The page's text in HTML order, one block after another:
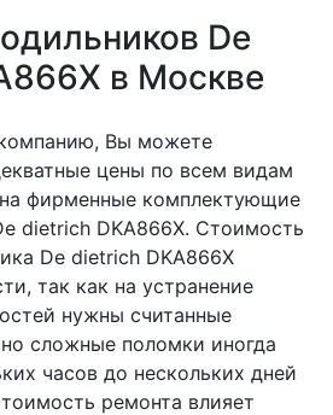
De
в Москве
Вы можете
цены по всем видам
фирменные комплектующие
dietrich DKA866X. Стоимость
De dietrich DKA866X
так как на устранение
нужны считанные
сложные поломки иногда
часов до нескольких дней
ремонта влияет